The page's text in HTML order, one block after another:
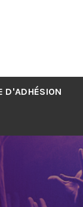
D'ADHÉSION